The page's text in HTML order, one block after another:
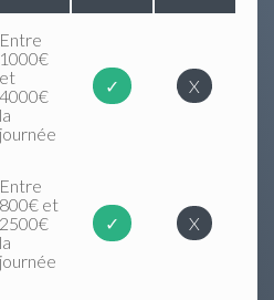
Entre
1000€
et
4000€
la
journée
✓ X
Entre
800€ et
2500€
la
journée
✓ X